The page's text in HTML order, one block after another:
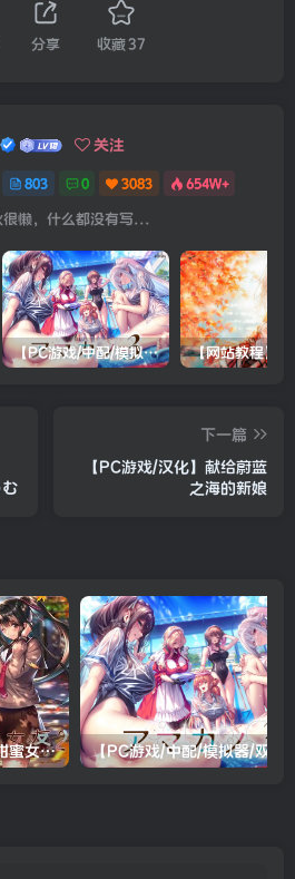
分享 收藏37
关注
803 0 3083 654W+
很懒，什么都没有写...
【PC游戏/中配/模拟器/双系统直装/机翻】アマカノ３（甜蜜女友3）
下一篇
【PC游戏/汉化】献给蔚蓝
之海的新娘
【PC游戏/直装/汉化】甜蜜女友2(包含甜蜜女友2+)